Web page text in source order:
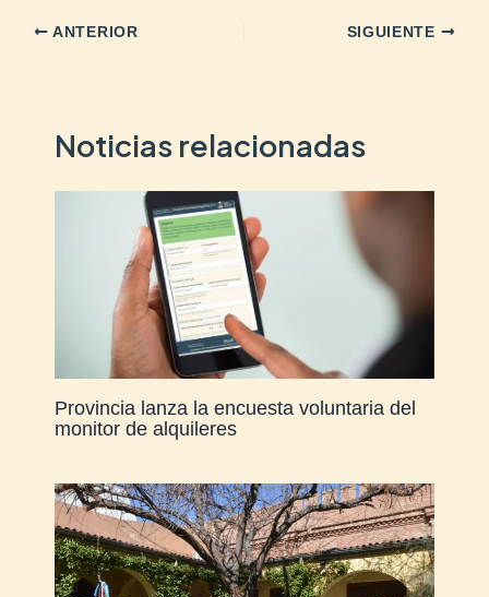
ANTERIOR SIGUIENTE
Noticias relacionadas
Provincia lanza la encuesta voluntaria del
monitor de alquileres